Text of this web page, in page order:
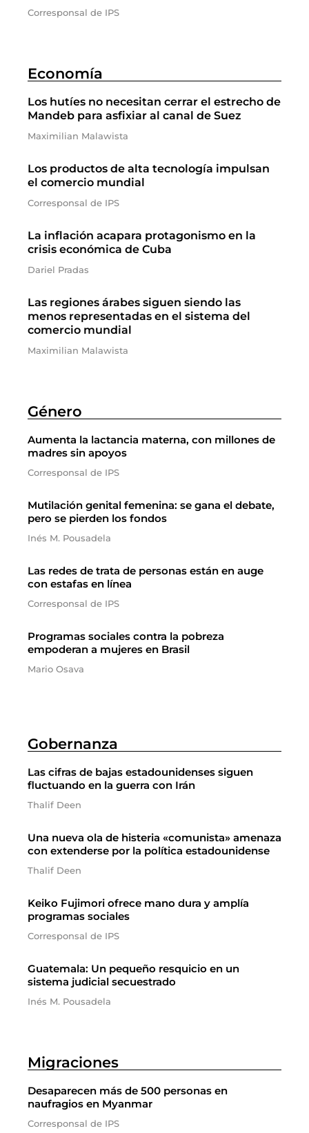
Corresponsal de IPS
Economía
Los hutíes no necesitan cerrar el estrecho de
Mandeb para asfixiar al canal de Suez
Maximilian Malawista
Los productos de alta tecnología impulsan
el comercio mundial
Corresponsal de IPS
La inflación acapara protagonismo en la
crisis económica de Cuba
Dariel Pradas
Las regiones árabes siguen siendo las
menos representadas en el sistema del
comercio mundial
Maximilian Malawista
Género
Aumenta la lactancia materna, con millones de
madres sin apoyos
Corresponsal de IPS
Mutilación genital femenina: se gana el debate,
pero se pierden los fondos
Inés M. Pousadela
Las redes de trata de personas están en auge
con estafas en línea
Corresponsal de IPS
Programas sociales contra la pobreza
empoderan a mujeres en Brasil
Mario Osava
Gobernanza
Las cifras de bajas estadounidenses siguen
fluctuando en la guerra con Irán
Thalif Deen
Una nueva ola de histeria «comunista» amenaza
con extenderse por la política estadounidense
Thalif Deen
Keiko Fujimori ofrece mano dura y amplía
programas sociales
Corresponsal de IPS
Guatemala: Un pequeño resquicio en un
sistema judicial secuestrado
Inés M. Pousadela
Migraciones
Desaparecen más de 500 personas en
naufragios en Myanmar
Corresponsal de IPS